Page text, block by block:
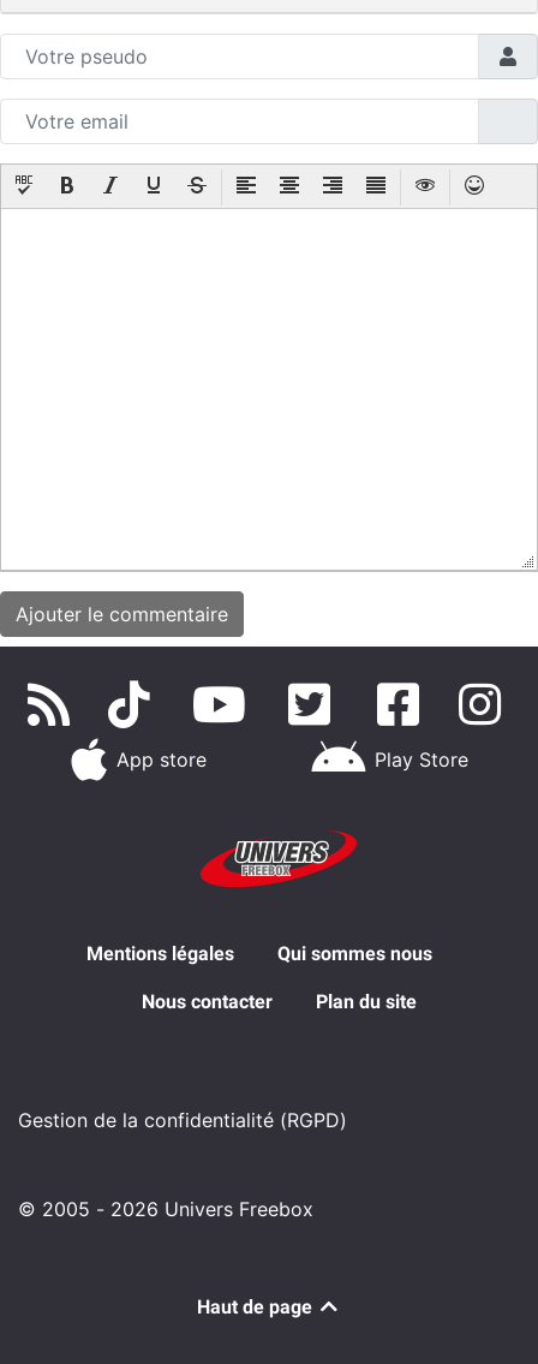
App store Play Store
Mentions légales Qui sommes nous
Nous contacter Plan du site
Gestion de la confidentialité (RGPD)
© 2005 - 2026 Univers Freebox
Haut de page